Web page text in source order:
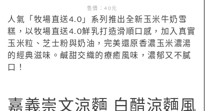
售價：40元
人氣「牧場直送4.0」系列推出全新玉米牛奶雪
糕，以牧場直送4.0鮮乳打造滑順口感，加入真實
玉米粒、芝士粉與奶油，完美還原香濃玉米濃湯
的經典滋味。鹹甜交織的療癒風味，濃郁又不膩
口！
嘉義崇文涼麵 白醋涼麵風